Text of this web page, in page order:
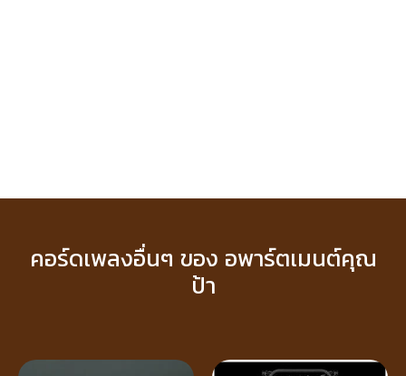
คอร์ดเพลงอื่นๆ ของ อพาร์ตเมนต์คุณ
ป้า